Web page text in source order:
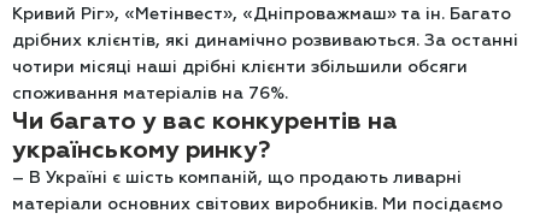
Кривий Ріг», «Метінвест», «Дніпроважмаш» та ін. Багато
дрібних клієнтів, які динамічно розвиваються. За останні
чотири місяці наші дрібні клієнти збільшили обсяги
споживання матеріалів на 76%.
Чи багато у вас конкурентів на
українському ринку?
– В Україні є шість компаній, що продають ливарні
матеріали основних світових виробників. Ми посідаємо